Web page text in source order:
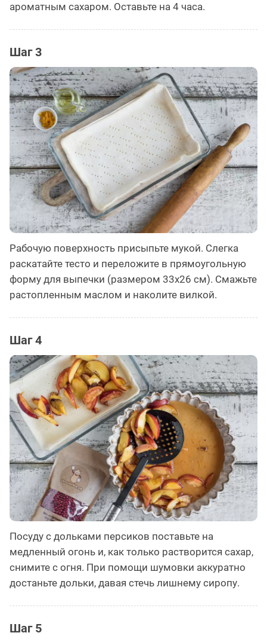
ароматным сахаром. Оставьте на 4 часа.
Шаг 3
Рабочую поверхность присыпьте мукой. Слегка
раскатайте тесто и переложите в прямоугольную
форму для выпечки (размером 33х26 см). Смажьте
растопленным маслом и наколите вилкой.
Шаг 4
Посуду с дольками персиков поставьте на
медленный огонь и, как только растворится сахар,
снимите с огня. При помощи шумовки аккуратно
достаньте дольки, давая стечь лишнему сиропу.
Шаг 5